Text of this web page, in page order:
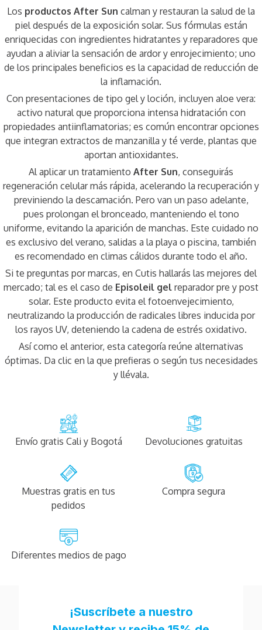
Los productos After Sun calman y restauran la salud de la
piel después de la exposición solar. Sus fórmulas están
enriquecidas con ingredientes hidratantes y reparadores que
ayudan a aliviar la sensación de ardor y enrojecimiento; uno
de los principales beneficios es la capacidad de reducción de
la inflamación.
Con presentaciones de tipo gel y loción, incluyen aloe vera:
activo natural que proporciona intensa hidratación con
propiedades antiinflamatorias; es común encontrar opciones
que integran extractos de manzanilla y té verde, plantas que
aportan antioxidantes.
Al aplicar un tratamiento After Sun, conseguirás
regeneración celular más rápida, acelerando la recuperación y
previniendo la descamación. Pero van un paso adelante,
pues prolongan el bronceado, manteniendo el tono
uniforme, evitando la aparición de manchas. Este cuidado no
es exclusivo del verano, salidas a la playa o piscina, también
es recomendado en climas cálidos durante todo el año.
Si te preguntas por marcas, en Cutis hallarás las mejores del
mercado; tal es el caso de Episoleil gel reparador pre y post
solar. Este producto evita el fotoenvejecimiento,
neutralizando la producción de radicales libres inducida por
los rayos UV, deteniendo la cadena de estrés oxidativo.
Así como el anterior, esta categoría reúne alternativas
óptimas. Da clic en la que prefieras o según tus necesidades
y llévala.
Envío gratis Cali y Bogotá Devoluciones gratuitas
Muestras gratis en tus
pedidos
Compra segura
Diferentes medios de pago